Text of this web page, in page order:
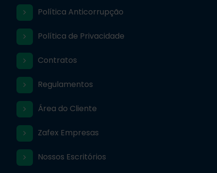
Política Anticorrupção
Política de Privacidade
Contratos
Regulamentos
Área do Cliente
Zafex Empresas
Nossos Escritórios